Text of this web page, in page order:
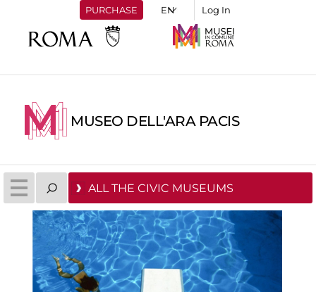
PURCHASE Log In
MUSEO DELL'ARA PACIS
ALL THE CIVIC MUSEUMS